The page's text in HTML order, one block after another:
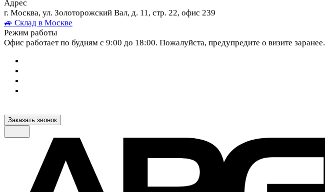
Адрес
г. Москва, ул. Золоторожский Вал, д. 11, стр. 22, офис 239
🚙 Склад в Москве
Режим работы
Офис работает по будням с 9:00 до 18:00. Пожалуйста, предупредите о визите заранее.
Заказать звонок